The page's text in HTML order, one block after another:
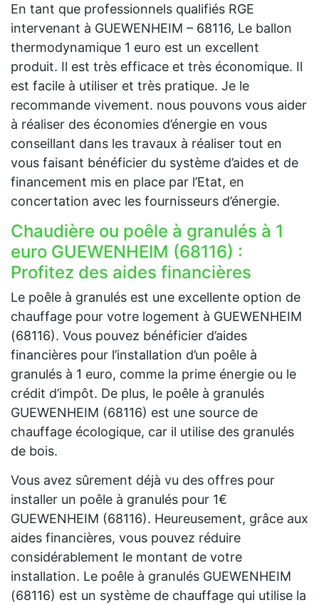
En tant que professionnels qualifiés RGE
intervenant à GUEWENHEIM – 68116, Le ballon
thermodynamique 1 euro est un excellent
produit. Il est très efficace et très économique. Il
est facile à utiliser et très pratique. Je le
recommande vivement. nous pouvons vous aider
à réaliser des économies d’énergie en vous
conseillant dans les travaux à réaliser tout en
vous faisant bénéficier du système d’aides et de
financement mis en place par l’Etat, en
concertation avec les fournisseurs d’énergie.
Chaudière ou poêle à granulés à 1
euro GUEWENHEIM (68116) :
Profitez des aides financières
Le poêle à granulés est une excellente option de
chauffage pour votre logement à GUEWENHEIM
(68116). Vous pouvez bénéficier d’aides
financières pour l’installation d’un poêle à
granulés à 1 euro, comme la prime énergie ou le
crédit d’impôt. De plus, le poêle à granulés
GUEWENHEIM (68116) est une source de
chauffage écologique, car il utilise des granulés
de bois.
Vous avez sûrement déjà vu des offres pour
installer un poêle à granulés pour 1€
GUEWENHEIM (68116). Heureusement, grâce aux
aides financières, vous pouvez réduire
considérablement le montant de votre
installation. Le poêle à granulés GUEWENHEIM
(68116) est un système de chauffage qui utilise la